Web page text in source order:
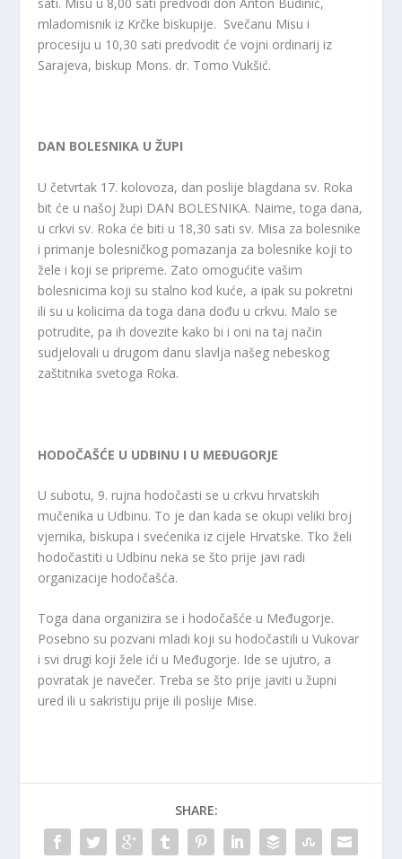
mladomisnik iz Krčke biskupije. Svečanu Misu i
procesiju u 10,30 sati predvodit će vojni ordinarij iz
Sarajeva, biskup Mons. dr. Tomo Vukšić.
DAN BOLESNIKA U ŽUPI
U četvrtak 17. kolovoza, dan poslije blagdana sv. Roka
bit će u našoj župi DAN BOLESNIKA. Naime, toga dana,
u crkvi sv. Roka će biti u 18,30 sati sv. Misa za bolesnike
i primanje bolesničkog pomazanja za bolesnike koji to
žele i koji se pripreme. Zato omogućite vašim
bolesnicima koji su stalno kod kuće, a ipak su pokretni
ili su u kolicima da toga dana dođu u crkvu. Malo se
potrudite, pa ih dovezite kako bi i oni na taj način
sudjelovali u drugom danu slavlja našeg nebeskog
zaštitnika svetoga Roka.
HODOČAŠĆE U UDBINU I U MEĐUGORJE
U subotu, 9. rujna hodočasti se u crkvu hrvatskih
mučenika u Udbinu. To je dan kada se okupi veliki broj
vjernika, biskupa i svećenika iz cijele Hrvatske. Tko želi
hodočastiti u Udbinu neka se što prije javi radi
organizacije hodočašća.
Toga dana organizira se i hodočašće u Međugorje.
Posebno su pozvani mladi koji su hodočastili u Vukovar
i svi drugi koji žele ići u Međugorje. Ide se ujutro, a
povratak je navečer. Treba se što prije javiti u župni
ured ili u sakristiju prije ili poslije Mise.
SHARE: